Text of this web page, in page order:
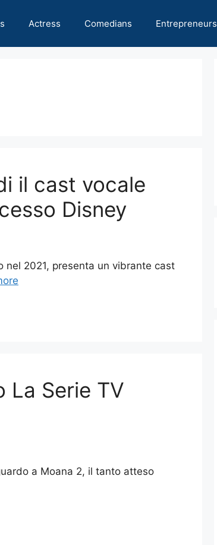
Actress Comedians Entrepreneurs
il cast vocale
Disney
nel 2021, presenta un vibrante cast
La Serie TV
a Moana 2, il tanto atteso